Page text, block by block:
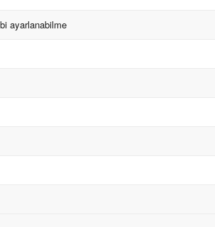
ayarlanabilme